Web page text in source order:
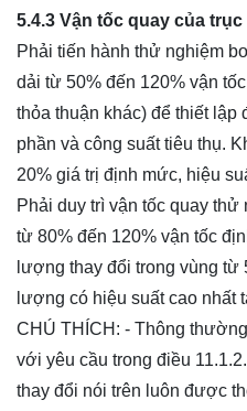
5.4.3 Vận tốc quay của trục
Phải tiến hành thử nghiệm
dải từ 50% đến 120% vận
thỏa thuận khác) để thiết lập
phần và công suất tiêu thụ.
20% giá trị định mức, hiệu
Phải duy trì vận tốc quay
từ 80% đến 120% vận tốc
lượng thay đổi trong vùng
lượng có hiệu suất cao nhất
CHÚ THÍCH: - Thông
với yêu cầu trong điều
thay đổi nói trên luôn được